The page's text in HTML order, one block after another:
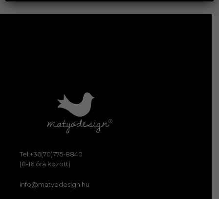
Tel:+36(70)775-8840
(8-16 óra között)
info@matyodesign.hu